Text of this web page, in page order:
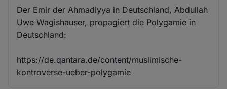
Der Emir der Ahmadiyya in Deutschland, Abdullah
Uwe Wagishauser, propagiert die Polygamie in
Deutschland:
https://de.qantara.de/content/muslimische-
kontroverse-ueber-polygamie